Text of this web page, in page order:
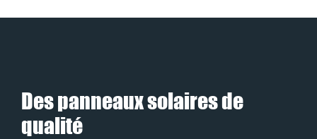
Des panneaux solaires de
qualité